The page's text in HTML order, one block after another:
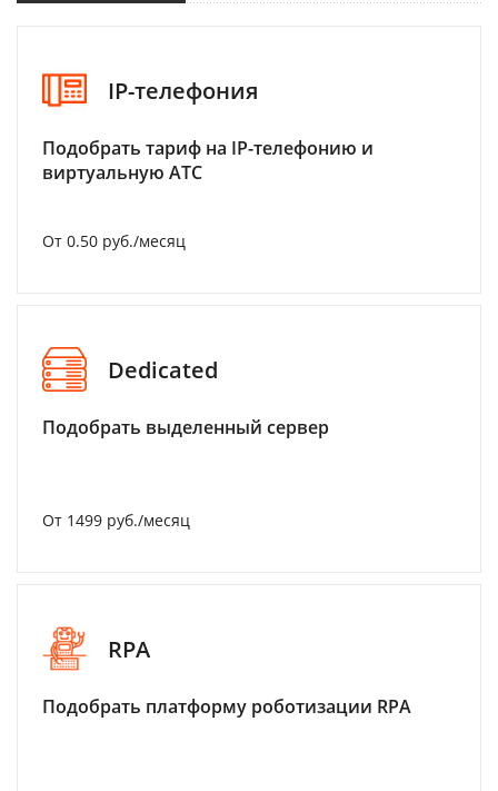
IP-телефония
Подобрать тариф на IP-телефонию и
виртуальную АТС
От 0.50 руб./месяц
Dedicated
Подобрать выделенный сервер
От 1499 руб./месяц
RPA
Подобрать платформу роботизации RPA